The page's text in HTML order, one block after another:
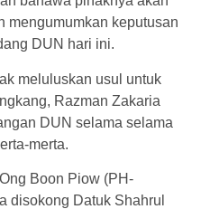
mengumumkan keputusan
DUN hari ini.
meluluskan usul untuk
Razman Zakaria
DUN selama selama
merta.
Boon Piow (PH-
disokong Datuk Shahrul